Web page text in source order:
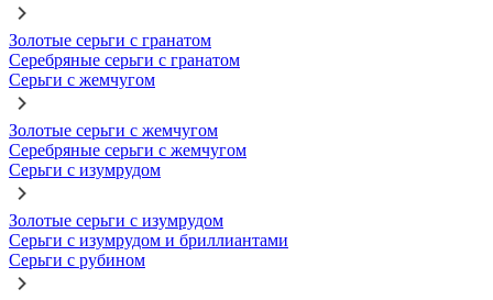
Золотые серьги с гранатом
Серебряные серьги с гранатом
Серьги с жемчугом
Золотые серьги с жемчугом
Серебряные серьги с жемчугом
Серьги с изумрудом
Золотые серьги с изумрудом
Серьги с изумрудом и бриллиантами
Серьги с рубином